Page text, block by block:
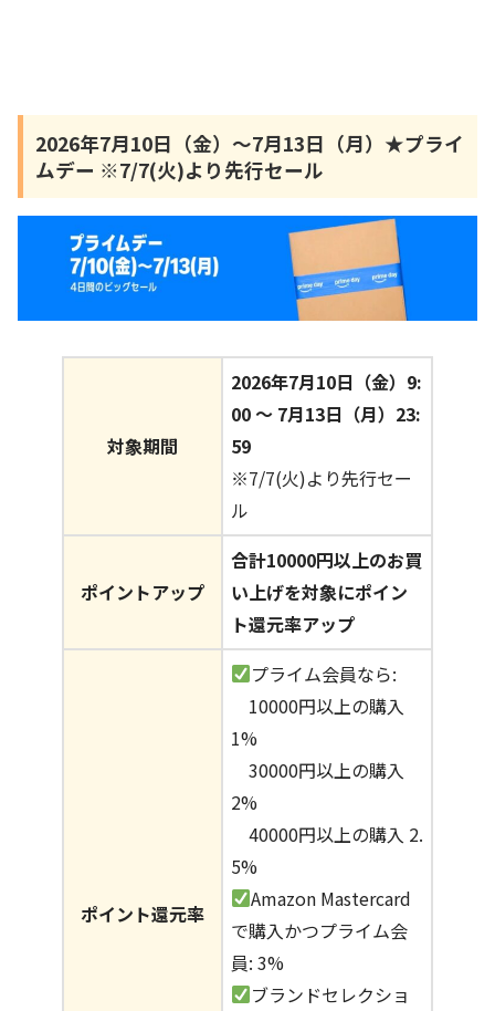
2026年7月10日（金）〜7月13日（月）★プライ
ムデー ※7/7(火)より先行セール
対象期間
2026年7月10日（金）9:
00 〜 7月13日（月）23:
59
※7/7(火)より先行セー
ル
ポイントアップ
合計10000円以上のお買
い上げを対象にポイン
ト還元率アップ
ポイント還元率
プライム会員なら:
10000円以上の購入
1%
30000円以上の購入
2%
40000円以上の購入 2.
5%
Amazon Mastercard
で購入かつプライム会
員: 3%
ブランドセレクショ